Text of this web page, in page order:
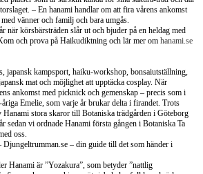
– En hanami handlar om att fira vårens ankomst
vänner och familj och bara umgås.
när körsbärsträden slår ut och bjuder på en heldag med
och prova på Haikudiktning och lär mer om hanami.se
japansk kampsport, haiku-workshop, bonsaiutställning,
mat och möjlighet att upptäcka cosplay. När
ankomst med picknick och gemenskap – precis som i
Emelie, som varje år brukar delta i firandet. Trots
Hanami stora skaror till Botaniska trädgården i Göteborg
sedan vi ordnade Hanami första gången i Botaniska Ta
oss.
Djungeltrumman.se – din guide till det som händer i
Hanami är ”Yozakura”, som betyder ”nattlig